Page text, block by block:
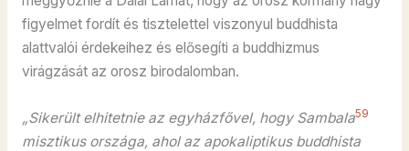
figyelmet fordít és tisztelettel viszonyul buddhista
alattvalói érdekeihez és elősegíti a buddhizmus
virágzását az orosz birodalomban.
„Sikerült elhitetnie az egyházfővel, hogy Sambala59
misztikus országa, ahol az apokaliptikus buddhista